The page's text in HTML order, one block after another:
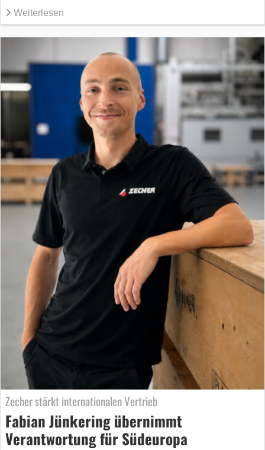
Weiterlesen
Zecher stärkt internationalen Vertrieb
Fabian Jünkering übernimmt
Verantwortung für Südeuropa